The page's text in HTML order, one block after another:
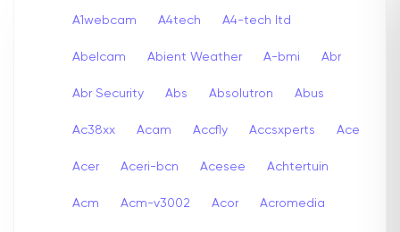
A1webcam A4tech A4-tech Itd
Abelcam Abient Weather A-bmi Abr
Abr Security Abs Absolutron Abus
Ac38xx Acam Accfly Accsxperts Ace
Acer Aceri-bcn Acesee Achtertuin
Acm Acm-v3002 Acor Acromedia